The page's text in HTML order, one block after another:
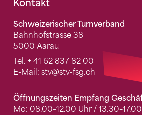
Fusszeile
Kontakt
Schweizerischer Turnverband
Bahnhofstrasse 38
5000 Aarau
Tel. + 41 62 837 82 00
E-Mail: stv@stv-fsg.ch
Öffnungszeiten Empfang
Mo: 08.00–12.00 Uhr /